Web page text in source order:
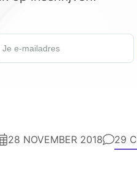
28 NOVEMBER 2018 29